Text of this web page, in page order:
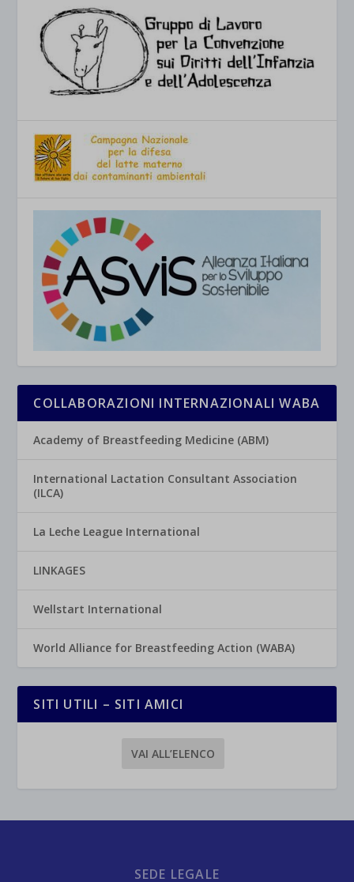
COLLABORAZIONI INTERNAZIONALI WABA
Academy of Breastfeeding Medicine (ABM)
International Lactation Consultant Association
(ILCA)
La Leche League International
LINKAGES
Wellstart International
World Alliance for Breastfeeding Action (WABA)
SITI UTILI – SITI AMICI
VAI ALL’ELENCO
SEDE LEGALE